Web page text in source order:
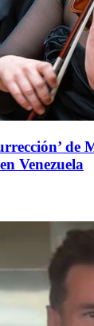
de
Venezuela